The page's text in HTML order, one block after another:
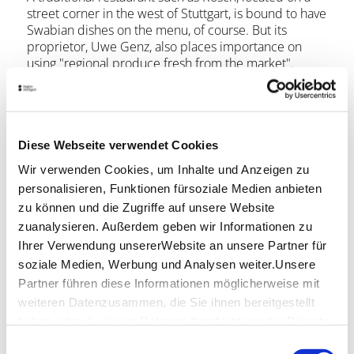
Diese Webseite verwendet Cookies
Wir verwenden Cookies, um Inhalte und Anzeigen zu
personalisieren, Funktionen fürsoziale Medien anbieten
zu können und die Zugriffe auf unsere Website
zuanalysieren. Außerdem geben wir Informationen zu
Ihrer Verwendung unsererWebsite an unsere Partner für
soziale Medien, Werbung und Analysen weiter.Unsere
Partner führen diese Informationen möglicherweise mit
weiteren Datenzusammen, die Sie ihnen bereitgestellt
street corner in the west of Stuttgart, is bound to have
Swabian dishes on the menu, of course. But its
proprietor, Uwe Genz, also places importance on
using "regional produce fresh from the market".
There's sometimes also Swabian cuisine with a
Mediterranean bias, such as the traditional
Maultaschen (filled pasta) served in the guise of
Location & Contact
Rösch
Scheffelstr. 23
70193 Stuttgart
Phone:+49 (0)711 654 747
Email:inbox@restaurant-roesch.de
Website:www.restaurantroesch.de